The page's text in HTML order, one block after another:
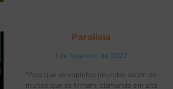
Paralisia
1 de fevereiro de 2022
“Pois que os espíritos imundos saíam de
muitos que os tinham, clamando em alta